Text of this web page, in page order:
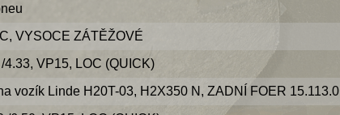
VYSOCE ZÁTĚŽOVÉ
VP15, LOC (QUICK)
vozík Linde H20T-03, H2X350 N, ZADNÍ FOER 15.113.0